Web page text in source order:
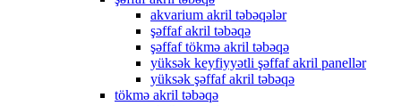
akvarium akril təbəqələr
şəffaf akril təbəqə
şəffaf tökmə akril təbəqə
yüksək keyfiyyətli şəffaf akril panellər
yüksək şəffaf akril təbəqə
tökmə akril təbəqə